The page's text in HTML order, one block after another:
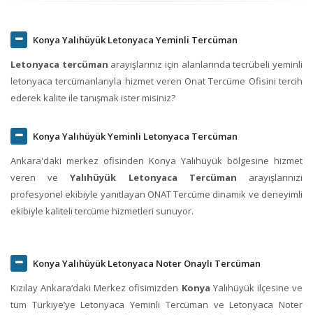
Konya Yalıhüyük Letonyaca Yeminli Tercüman
Letonyaca tercüman arayışlarınız için alanlarında tecrübeli yeminli
letonyaca tercümanlarıyla hizmet veren Onat Tercüme Ofisini tercih
ederek kalite ile tanışmak ister misiniz?
Konya Yalıhüyük Yeminli Letonyaca Tercüman
Ankara'daki merkez ofisinden Konya Yalıhüyük bölgesine hizmet
veren veYalıhüyük Letonyaca Tercüman arayışlarınızı
profesyonel ekibiyle yanıtlayan ONAT Tercüme dinamik ve deneyimli
ekibiyle kaliteli tercüme hizmetleri sunuyor.
Konya Yalıhüyük Letonyaca Noter Onaylı Tercüman
Kızılay Ankara‘daki Merkez ofisimizden Konya Yalıhüyük ilçesine ve
tüm Türkiye’ye Letonyaca Yeminli Tercüman ve Letonyaca Noter